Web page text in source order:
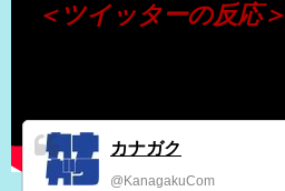
＜ツイッターの反応＞
カナガク
@KanagakuCom